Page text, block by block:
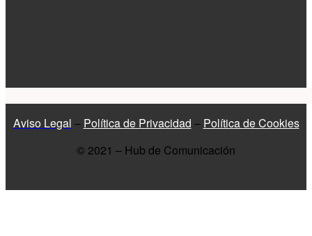
Aviso Legal – Política de Privacidad – Política de Cookies
© 2021 – Hub de Comunicación